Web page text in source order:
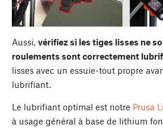
Aussi, vérifiez si les tiges lisses ne
roulements sont correctement
lisses avec un essuie-tout propre
lubrifiant.
Le lubrifiant optimal est notre Prusa
à usage général à base de lithium